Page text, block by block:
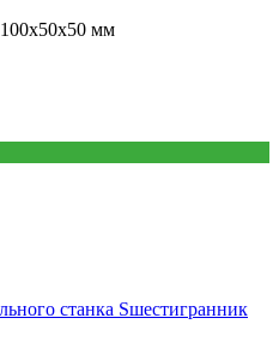
100х50х50 мм